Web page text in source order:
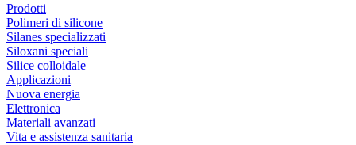
Prodotti
Polimeri di silicone
Silanes specializzati
Siloxani speciali
Silice colloidale
Applicazioni
Nuova energia
Elettronica
Materiali avanzati
Vita e assistenza sanitaria